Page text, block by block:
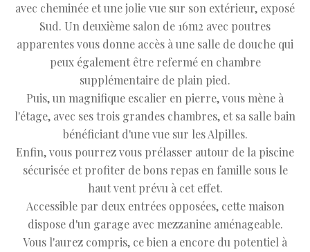
avec cheminée et une jolie vue sur son extérieur, exposé
Sud. Un deuxième salon de 16m2 avec poutres
apparentes vous donne accès à une salle de douche qui
peux également être refermé en chambre
supplémentaire de plain pied.
Puis, un magnifique escalier en pierre, vous mène à
l'étage, avec ses trois grandes chambres, et sa salle bain
bénéficiant d'une vue sur les Alpilles.
Enfin, vous pourrez vous prélasser autour de la piscine
sécurisée et profiter de bons repas en famille sous le
haut vent prévu à cet effet.
Accessible par deux entrées opposées, cette maison
dispose d'un garage avec mezzanine aménageable.
Vous l'aurez compris, ce bien a encore du potentiel à